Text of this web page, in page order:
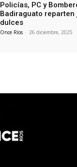
Policías, PC y
Badiraguato reparten
dulces
Once Ríos - 26 diciembre, 2025